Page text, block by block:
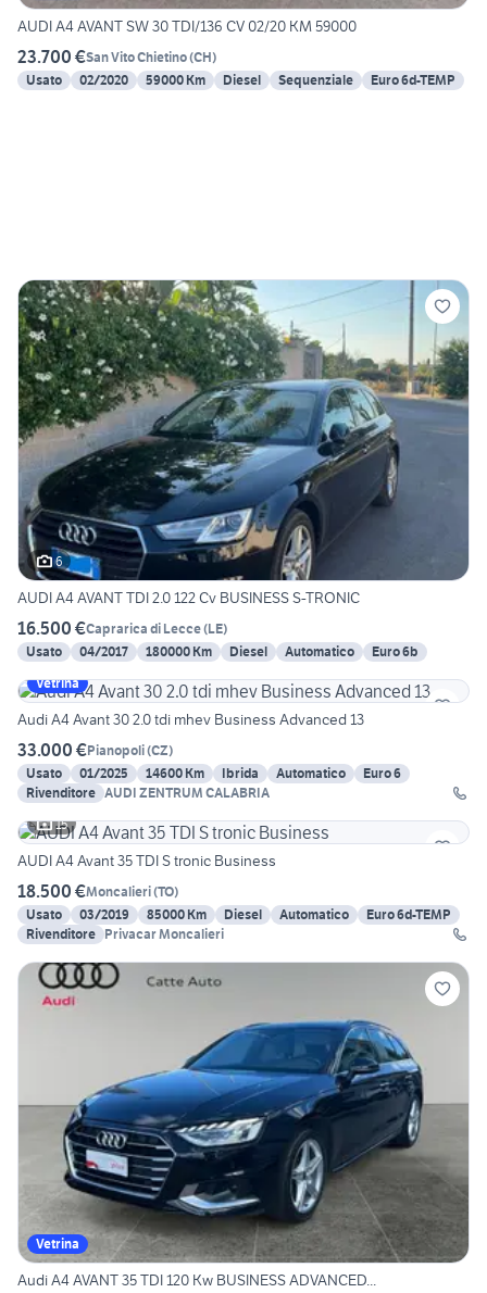
AUDI A4 AVANT SW 30 TDI/136 CV 02/20 KM 59000
23.700 €San Vito Chietino(CH)
Usato
02/2020 59000 Km Diesel Sequenziale Euro 6d-TEMP
6
AUDI A4 AVANT TDI 2.0 122 Cv BUSINESS S-TRONIC
16.500 €Caprarica di Lecce(LE)
Usato
04/2017 180000 Km Diesel Automatico
Euro 6b
Vetrina
Audi A4 Avant 30 2.0 tdi mhev Business Advanced 13
33.000 €Pianopoli(CZ)
Usato
01/2025 14600 Km Ibrida Automatico
Euro 6
Rivenditore AUDI ZENTRUM CALABRIA
15
AUDI A4 Avant 35 TDI S tronic Business
18.500 €Moncalieri(TO)
Usato
03/2019 85000 Km Diesel Automatico
Euro 6d-TEMP
Rivenditore Privacar Moncalieri
Vetrina
Audi A4 AVANT 35 TDI 120 Kw BUSINESS ADVANCED...